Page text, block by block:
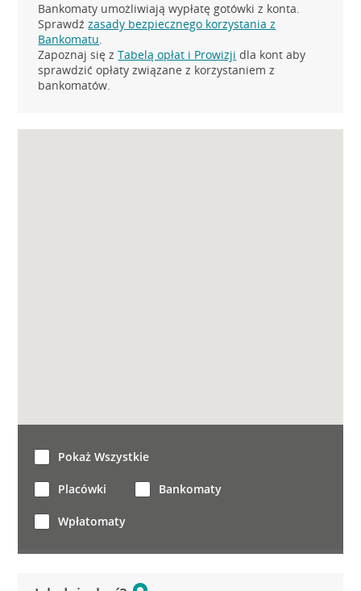
Bankomaty umożliwiają wypłatę gotówki z konta.
Sprawdźzasady bezpiecznego korzystania z
Bankomatu.
Zapoznaj się zTabelą opłat i Prowizji dla kont aby
sprawdzić opłaty związane z korzystaniem z
bankomatów.
Pokaż Wszystkie
Placówki Bankomaty
Wpłatomaty